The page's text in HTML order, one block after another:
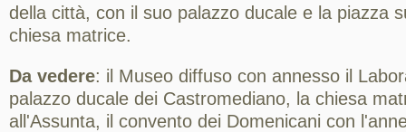
della città, con il suo palazzo ducale e la piazza
chiesa matrice.
Da vedere: il Museo diffuso con annesso il
palazzo ducale dei Castromediano, la chiesa
all'Assunta, il convento dei Domenicani con